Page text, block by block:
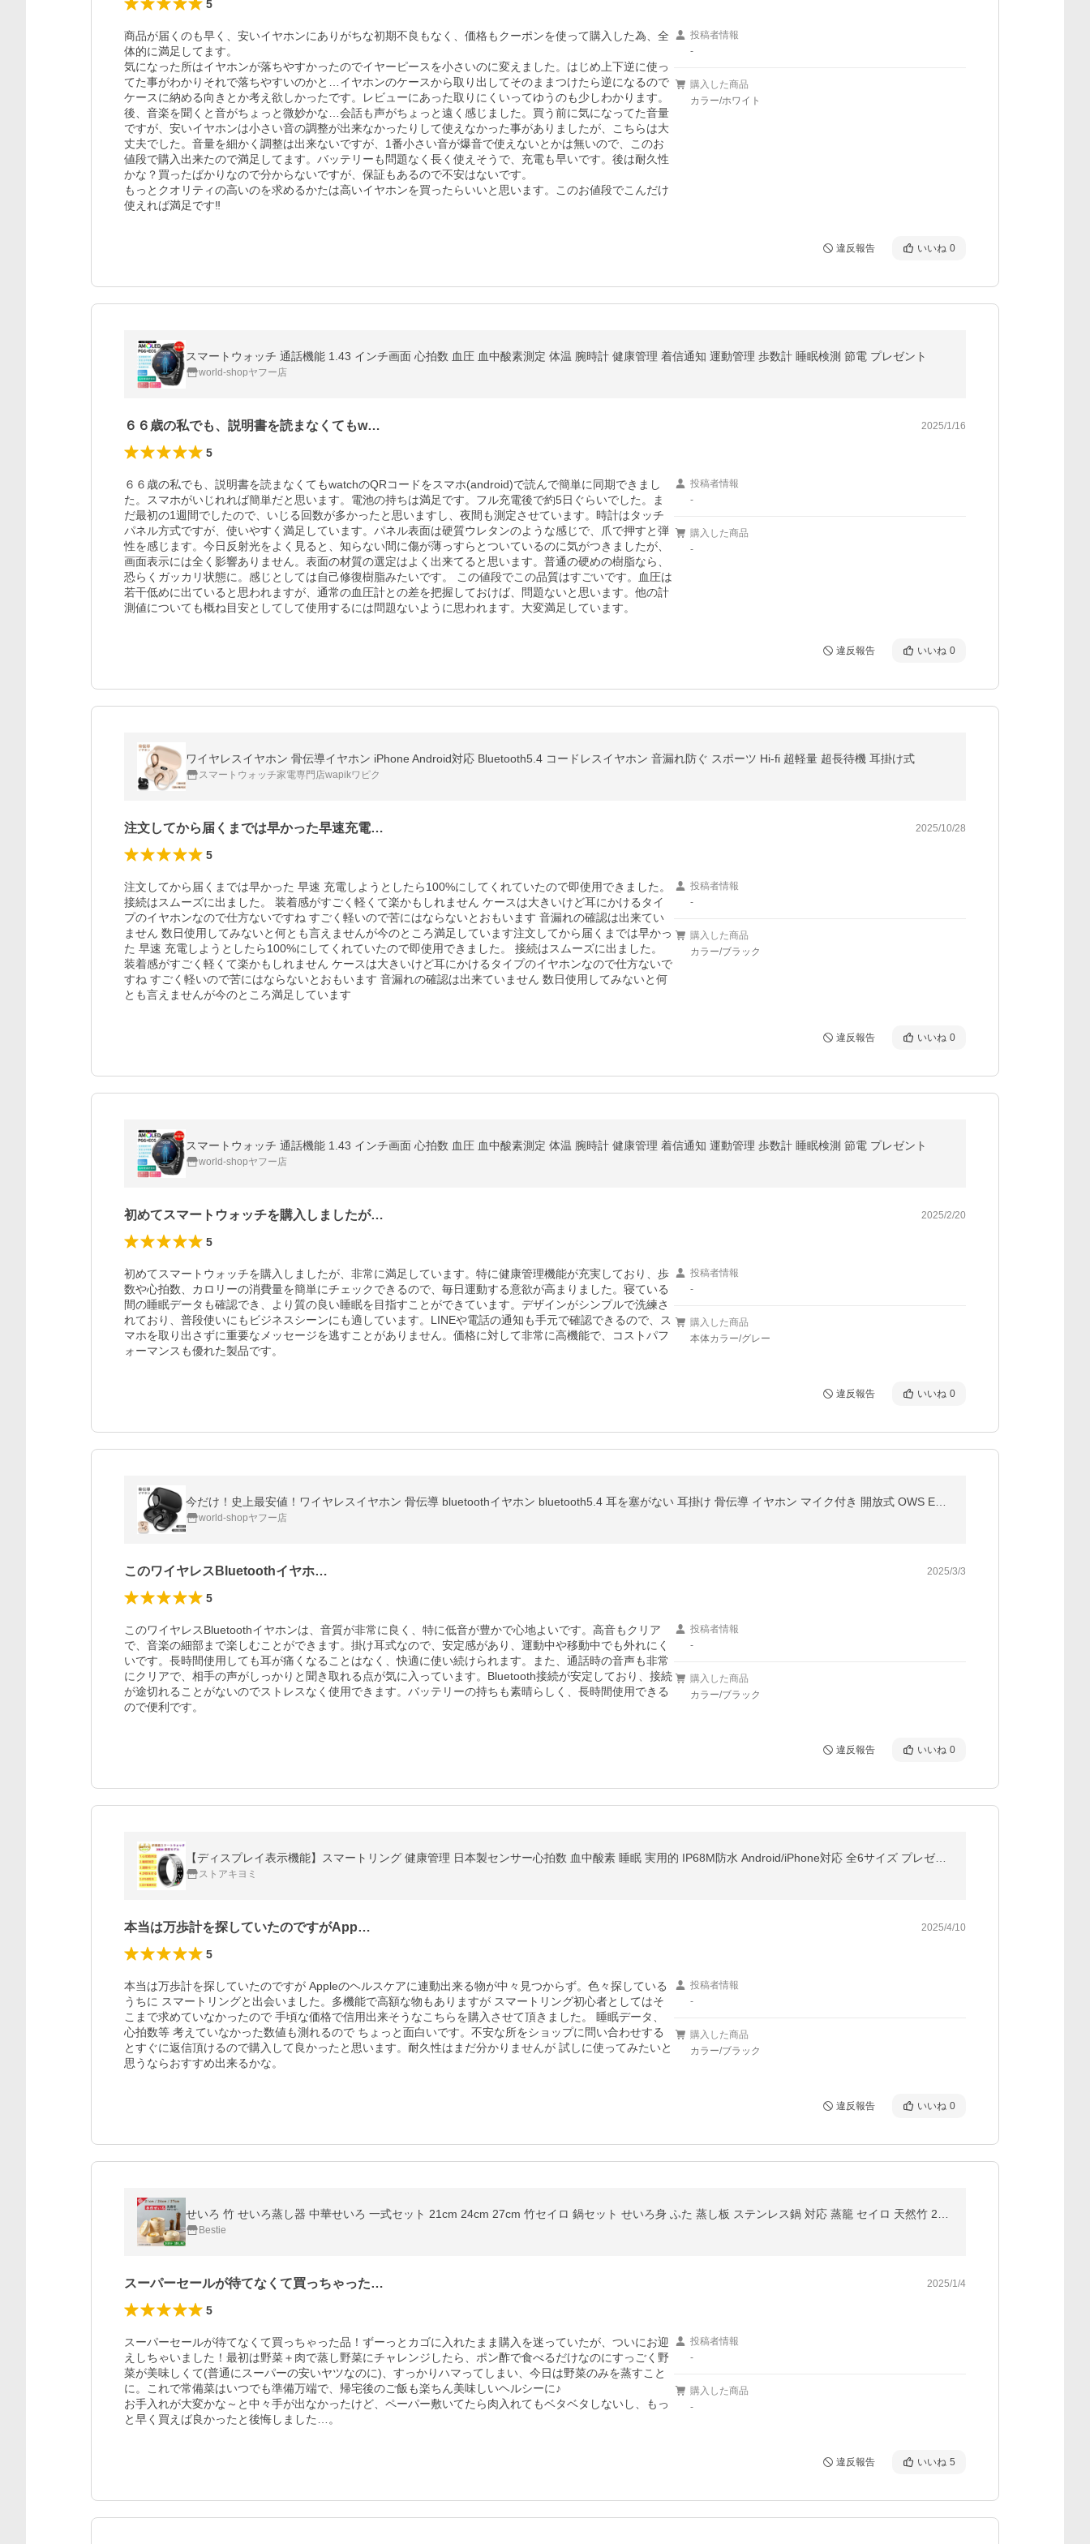
5
商品が届くのも早く、安いイヤホンにありがちな初期不良もなく、価格もクーポンを使って購入した為、全
体的に満足してます。
気になった所はイヤホンが落ちやすかったのでイヤーピースを小さいのに変えました。はじめ上下逆に使っ
てた事がわかりそれで落ちやすいのかと…イヤホンのケースから取り出してそのままつけたら逆になるので
ケースに納める向きとか考え欲しかったです。レビューにあった取りにくいってゆうのも少しわかります。
後、音楽を聞くと音がちょっと微妙かな…会話も声がちょっと遠く感じました。買う前に気になってた音量
ですが、安いイヤホンは小さい音の調整が出来なかったりして使えなかった事がありましたが、こちらは大
丈夫でした。音量を細かく調整は出来ないですが、1番小さい音が爆音で使えないとかは無いので、このお
値段で購入出来たので満足してます。バッテリーも問題なく長く使えそうで、充電も早いです。後は耐久性
かな？買ったばかりなので分からないですが、保証もあるので不安はないです。
もっとクオリティの高いのを求めるかたは高いイヤホンを買ったらいいと思います。このお値段でこんだけ
使えれば満足です‼︎
投稿者情報
-
購入した商品
カラー/ホワイト
違反報告 いいね 0
スマートウォッチ 通話機能 1.43 インチ画面 心拍数 血圧 血中酸素測定 体温 腕時計 健康管理 着信通知 運動管理 歩数計 睡眠検測 節電 プレゼント
world-shopヤフー店
６６歳の私でも、説明書を読まなくてもw… 2025/1/16
5
６６歳の私でも、説明書を読まなくてもwatchのQRコードをスマホ(android)で読んで簡単に同期できまし
た。スマホがいじれれば簡単だと思います。電池の持ちは満足です。フル充電後で約5日ぐらいでした。ま
だ最初の1週間でしたので、いじる回数が多かったと思いますし、夜間も測定させています。時計はタッチ
パネル方式ですが、使いやすく満足しています。パネル表面は硬質ウレタンのような感じで、爪で押すと弾
性を感じます。今日反射光をよく見ると、知らない間に傷が薄っすらとついているのに気がつきましたが、
画面表示には全く影響ありません。表面の材質の選定はよく出来てると思います。普通の硬めの樹脂なら、
恐らくガッカリ状態に。感じとしては自己修復樹脂みたいです。 この値段でこの品質はすごいです。血圧は
若干低めに出ていると思われますが、通常の血圧計との差を把握しておけば、問題ないと思います。他の計
測値についても概ね目安としてして使用するには問題ないように思われます。大変満足しています。
投稿者情報
-
購入した商品
-
違反報告 いいね 0
ワイヤレスイヤホン 骨伝導イヤホン iPhone Android対応 Bluetooth5.4 コードレスイヤホン 音漏れ防ぐ スポーツ Hi-fi 超軽量 超長待機 耳掛け式
スマートウォッチ家電専門店wapikワピク
注文してから届くまでは早かった早速充電… 2025/10/28
5
注文してから届くまでは早かった 早速 充電しようとしたら100%にしてくれていたので即使用できました。
接続はスムーズに出ました。 装着感がすごく軽くて楽かもしれません ケースは大きいけど耳にかけるタイ
プのイヤホンなので仕方ないですね すごく軽いので苦にはならないとおもいます 音漏れの確認は出来てい
ません 数日使用してみないと何とも言えませんが今のところ満足しています注文してから届くまでは早かっ
た 早速 充電しようとしたら100%にしてくれていたので即使用できました。 接続はスムーズに出ました。
装着感がすごく軽くて楽かもしれません ケースは大きいけど耳にかけるタイプのイヤホンなので仕方ないで
すね すごく軽いので苦にはならないとおもいます 音漏れの確認は出来ていません 数日使用してみないと何
とも言えませんが今のところ満足しています
投稿者情報
-
購入した商品
カラー/ブラック
違反報告 いいね 0
スマートウォッチ 通話機能 1.43 インチ画面 心拍数 血圧 血中酸素測定 体温 腕時計 健康管理 着信通知 運動管理 歩数計 睡眠検測 節電 プレゼント
world-shopヤフー店
初めてスマートウォッチを購入しましたが… 2025/2/20
5
初めてスマートウォッチを購入しましたが、非常に満足しています。特に健康管理機能が充実しており、歩
数や心拍数、カロリーの消費量を簡単にチェックできるので、毎日運動する意欲が高まりました。寝ている
間の睡眠データも確認でき、より質の良い睡眠を目指すことができています。デザインがシンプルで洗練さ
れており、普段使いにもビジネスシーンにも適しています。LINEや電話の通知も手元で確認できるので、ス
マホを取り出さずに重要なメッセージを逃すことがありません。価格に対して非常に高機能で、コストパフ
ォーマンスも優れた製品です。
投稿者情報
-
購入した商品
本体カラー/グレー
違反報告 いいね 0
world-shopヤフー店
このワイヤレスBluetoothイヤホ… 2025/3/3
5
このワイヤレスBluetoothイヤホンは、音質が非常に良く、特に低音が豊かで心地よいです。高音もクリア
で、音楽の細部まで楽しむことができます。掛け耳式なので、安定感があり、運動中や移動中でも外れにく
いです。長時間使用しても耳が痛くなることはなく、快適に使い続けられます。また、通話時の音声も非常
にクリアで、相手の声がしっかりと聞き取れる点が気に入っています。Bluetooth接続が安定しており、接続
が途切れることがないのでストレスなく使用できます。バッテリーの持ちも素晴らしく、長時間使用できる
ので便利です。
投稿者情報
-
購入した商品
カラー/ブラック
違反報告 いいね 0
【ディスプレイ表示機能】スマートリング 健康管理 日本製センサー心拍数 血中酸素 睡眠 実用的 IP68M防水 Android/iPhone対応 全6サイズ プレゼント 敬老の日
ストアキヨミ
本当は万歩計を探していたのですがApp… 2025/4/10
5
本当は万歩計を探していたのですが Appleのヘルスケアに連動出来る物が中々見つからず。色々探している
うちに スマートリングと出会いました。多機能で高額な物もありますが スマートリング初心者としてはそ
こまで求めていなかったので 手頃な価格で信用出来そうなこちらを購入させて頂きました。 睡眠データ、
心拍数等 考えていなかった数値も測れるので ちょっと面白いです。不安な所をショップに問い合わせする
とすぐに返信頂けるので購入して良かったと思います。耐久性はまだ分かりませんが 試しに使ってみたいと
思うならおすすめ出来るかな。
投稿者情報
-
購入した商品
カラー/ブラック
違反報告 いいね 0
Bestie
スーパーセールが待てなくて買っちゃった… 2025/1/4
5
スーパーセールが待てなくて買っちゃった品！ずーっとカゴに入れたまま購入を迷っていたが、ついにお迎
えしちゃいました！最初は野菜＋肉で蒸し野菜にチャレンジしたら、ポン酢で食べるだけなのにすっごく野
菜が美味しくて(普通にスーパーの安いヤツなのに)、すっかりハマってしまい、今日は野菜のみを蒸すこと
に。これで常備菜はいつでも準備万端で、帰宅後のご飯も楽ちん美味しいヘルシーに♪
お手入れが大変かな～と中々手が出なかったけど、ペーパー敷いてたら肉入れてもベタベタしないし、もっ
と早く買えば良かったと後悔しました…。
投稿者情報
-
購入した商品
-
違反報告 いいね 5